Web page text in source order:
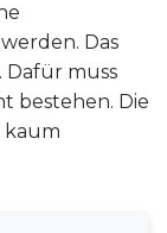
Das
muss
bestehen. Die
kaum